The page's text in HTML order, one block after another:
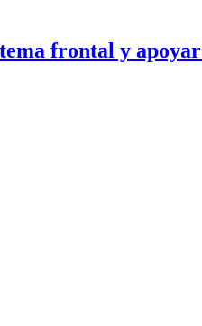
frontal y